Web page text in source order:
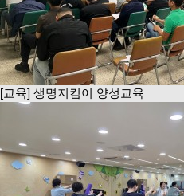
[교육] 생명지킴이 양성교육